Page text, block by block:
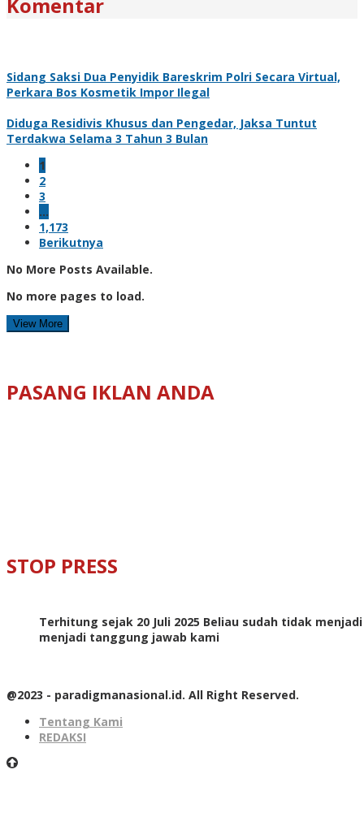
Sidang Saksi Dua Penyidik Bareskrim Polri Secara Virtual,
Perkara Bos Kosmetik Impor Ilegal
Diduga Residivis Khusus dan Pengedar, Jaksa Tuntut
Terdakwa Selama 3 Tahun 3 Bulan
1
2
3
…
1,173
Berikutnya
No More Posts Available.
No more pages to load.
View More
PASANG IKLAN ANDA
STOP PRESS
Terhitung sejak 20 Juli 2025 Beliau sudah tidak
menjadi tanggung jawab kami
@2023 - paradigmanasional.id. All Right Reserved.
Tentang Kami
REDAKSI